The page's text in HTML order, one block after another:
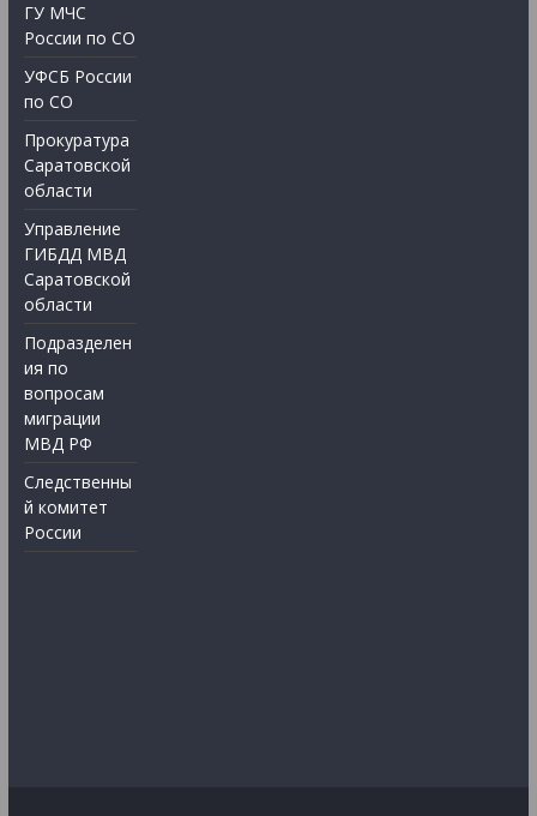
ГУ МЧС
России по СО
УФСБ России
по СО
Прокуратура
Саратовской
области
Управление
ГИБДД МВД
Саратовской
области
Подразделен
ия по
вопросам
миграции
МВД РФ
Следственны
й комитет
России